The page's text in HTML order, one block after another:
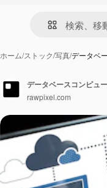
ホーム/ストック/写真/データベ
データベースコンピュ
rawpixel.com